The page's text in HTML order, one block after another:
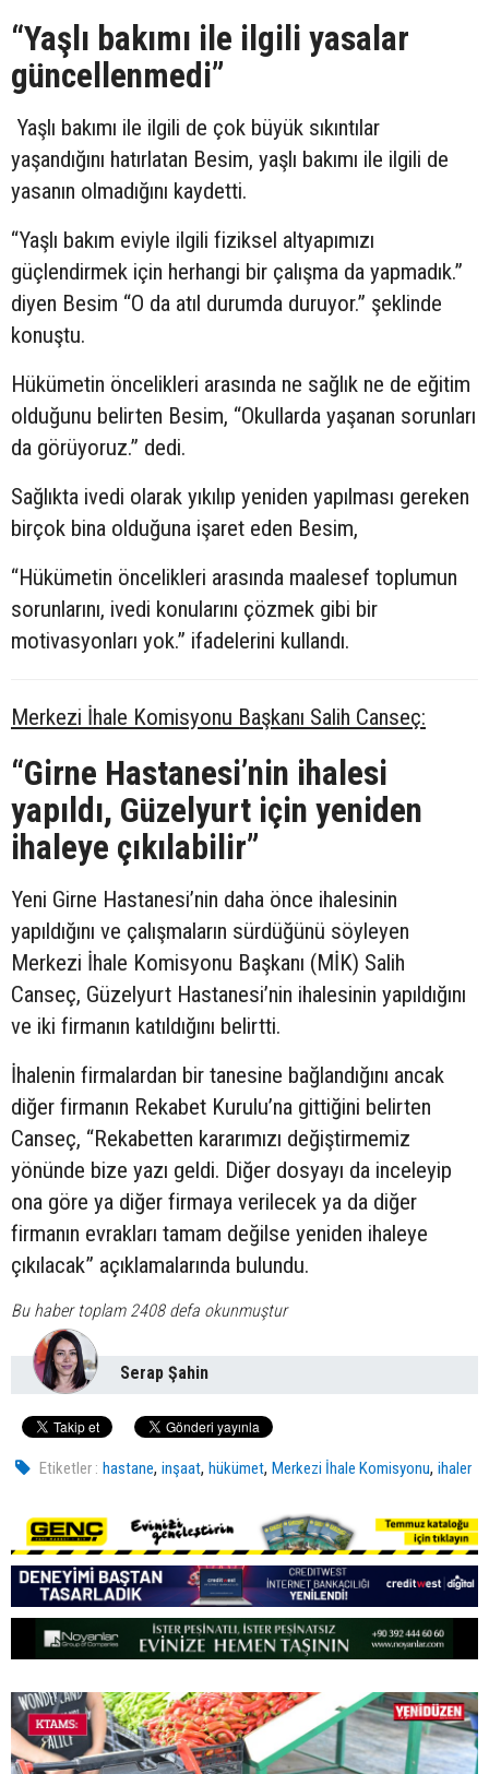
“Yaşlı bakımı ile ilgili yasalar
güncellenmedi”
Yaşlı bakımı ile ilgili de çok büyük sıkıntılar
yaşandığını hatırlatan Besim, yaşlı bakımı ile ilgili de
yasanın olmadığını kaydetti.
“Yaşlı bakım eviyle ilgili fiziksel altyapımızı
güçlendirmek için herhangi bir çalışma da yapmadık.”
diyen Besim “O da atıl durumda duruyor.” şeklinde
konuştu.
Hükümetin öncelikleri arasında ne sağlık ne de eğitim
olduğunu belirten Besim, “Okullarda yaşanan sorunları
da görüyoruz.” dedi.
Sağlıkta ivedi olarak yıkılıp yeniden yapılması gereken
birçok bina olduğuna işaret eden Besim,
“Hükümetin öncelikleri arasında maalesef toplumun
sorunlarını, ivedi konularını çözmek gibi bir
motivasyonları yok.” ifadelerini kullandı.
Merkezi İhale Komisyonu Başkanı Salih Canseç:
“Girne Hastanesi’nin ihalesi
yapıldı, Güzelyurt için yeniden
ihaleye çıkılabilir”
Yeni Girne Hastanesi’nin daha önce ihalesinin
yapıldığını ve çalışmaların sürdüğünü söyleyen
Merkezi İhale Komisyonu Başkanı (MİK) Salih
Canseç, Güzelyurt Hastanesi’nin ihalesinin yapıldığını
ve iki firmanın katıldığını belirtti.
İhalenin firmalardan bir tanesine bağlandığını ancak
diğer firmanın Rekabet Kurulu’na gittiğini belirten
Canseç, “Rekabetten kararımızı değiştirmemiz
yönünde bize yazı geldi. Diğer dosyayı da inceleyip
ona göre ya diğer firmaya verilecek ya da diğer
firmanın evrakları tamam değilse yeniden ihaleye
çıkılacak” açıklamalarında bulundu.
Bu haber toplam 2408 defa okunmuştur
Serap Şahin
Etiketler : hastane,inşaat,hükümet,Merkezi İhale Komisyonu,ihaler